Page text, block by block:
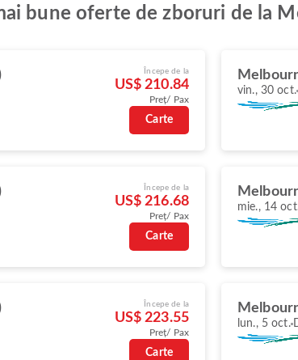
bune oferte de zboruri de la
Începe de la
US$ 210.84
Preț/ Pax
Carte
vin., 30 oct.
Începe de la
US$ 216.68
Preț/ Pax
Carte
mie., 14
Începe de la
US$ 223.55
Preț/ Pax
Carte
lun., 5 oct.